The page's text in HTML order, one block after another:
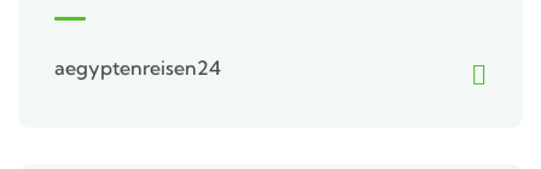
aegyptenreisen24